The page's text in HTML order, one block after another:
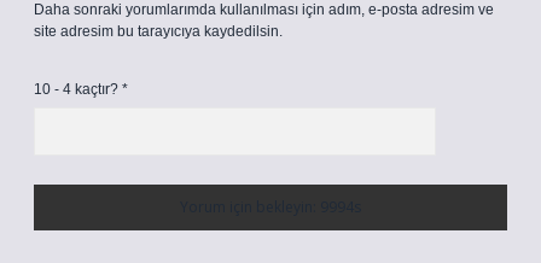
Daha sonraki yorumlarımda kullanılması için adım, e-posta adresim ve
site adresim bu tarayıcıya kaydedilsin.
10 - 4 kaçtır? *